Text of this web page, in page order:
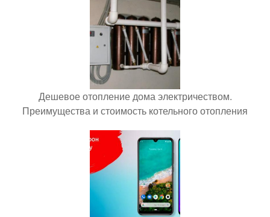
Дешевое отопление дома электричеством.
Преимущества и стоимость котельного отопления